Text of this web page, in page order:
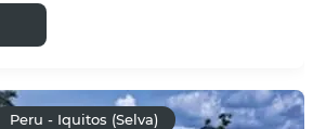
Peru - Iquitos (Selva)